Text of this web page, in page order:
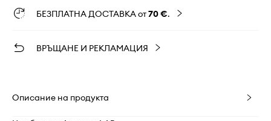
БЕЗПЛАТНА ДОСТАВКА от70 €.
ВРЪЩАНЕ И РЕКЛАМАЦИЯ
Описание на продукта